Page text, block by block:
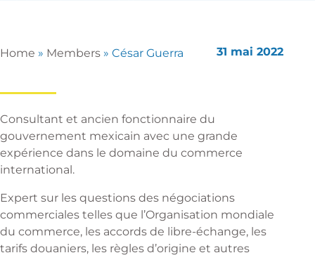
Home » Members » César Guerra 31 mai 2022
Consultant et ancien fonctionnaire du
gouvernement mexicain avec une grande
expérience dans le domaine du commerce
international.
Expert sur les questions des négociations
commerciales telles que l’Organisation mondiale
du commerce, les accords de libre-échange, les
tarifs douaniers, les règles d’origine et autres